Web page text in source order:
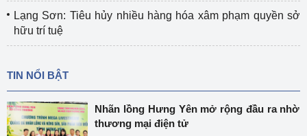
Lạng Sơn: Tiêu hủy nhiều hàng hóa xâm phạm quyền sở
hữu trí tuệ
TIN NỔI BẬT
Nhãn lồng Hưng Yên mở rộng đầu ra nhờ
thương mại điện tử